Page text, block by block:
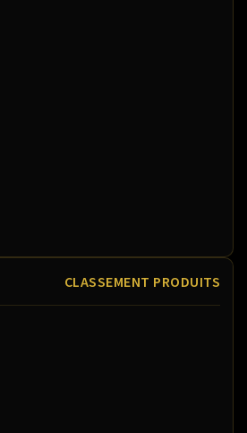
CLASSEMENT PRODUITS